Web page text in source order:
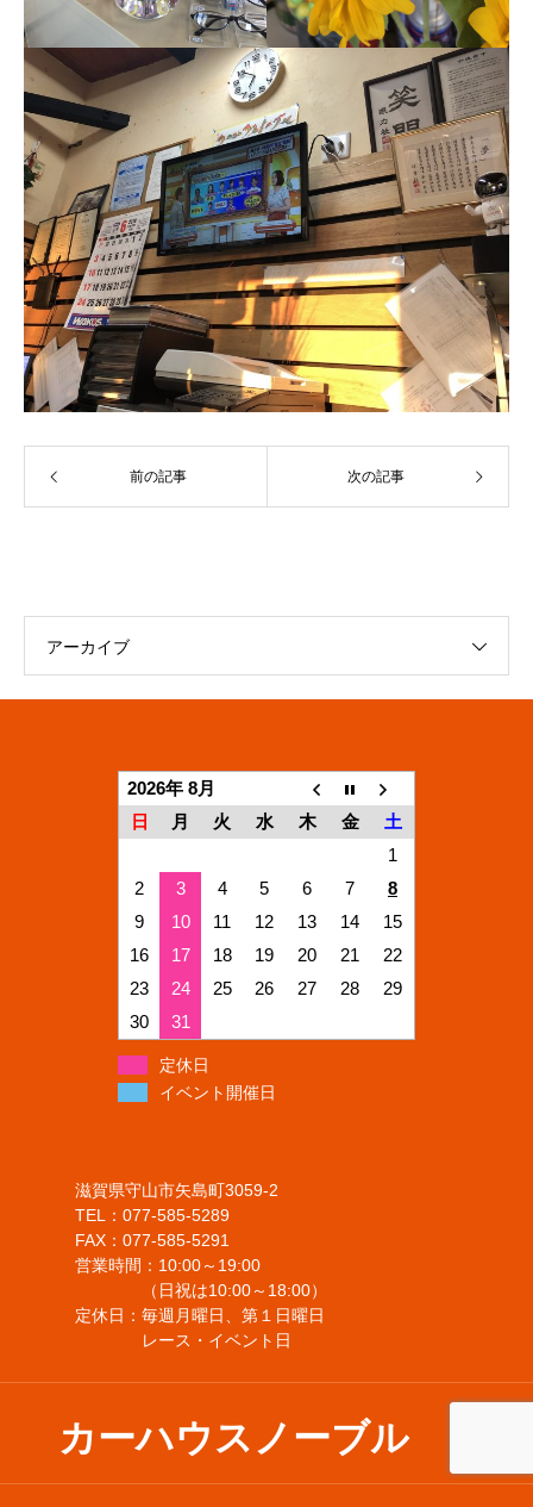
前の記事 次の記事
アーカイブ
2026年 8月
日
月 火 水 木 金
土
1
2
3 4 5 6 7
8
9
10 11 12 13 14
15
16
17 18 19 20 21
22
23
24 25 26 27 28
29
30
31
定休日
イベント開催日
滋賀県守山市矢島町3059-2
TEL：077-585-5289
FAX：077-585-5291
営業時間：10:00～19:00
（日祝は10:00～18:00）
定休日：毎週月曜日、第１日曜日
レース・イベント日
カーハウスノーブル